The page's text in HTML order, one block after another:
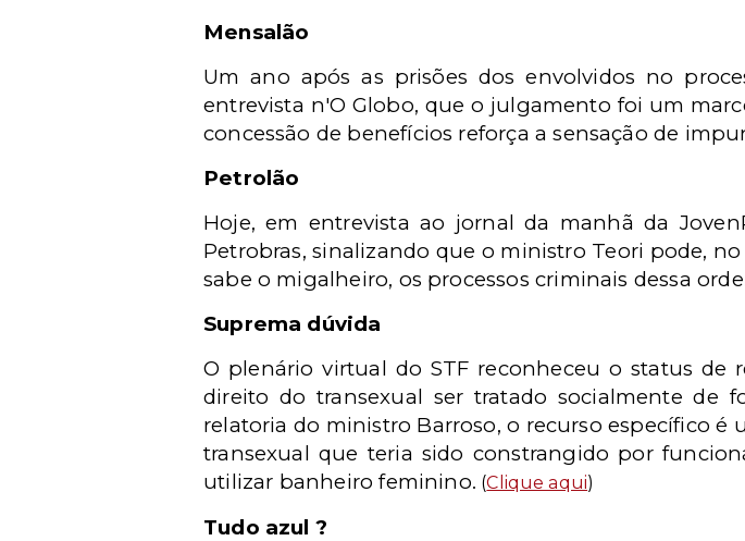
Mensalão
Um ano após as prisões dos envolvidos no
entrevista n'O Globo, que o julgamento foi um
concessão de benefícios reforça a sensação de
Petrolão
Hoje, em entrevista ao jornal da manhã da
Petrobras, sinalizando que o ministro Teori pode,
sabe o migalheiro, os processos criminais dessa
Suprema dúvida
O plenário virtual do STF reconheceu o status de
direito do transexual ser tratado socialmente de
relatoria do ministro Barroso, o recurso específico
transexual que teria sido constrangido por
utilizar banheiro feminino. (Clique aqui)
Tudo azul ?